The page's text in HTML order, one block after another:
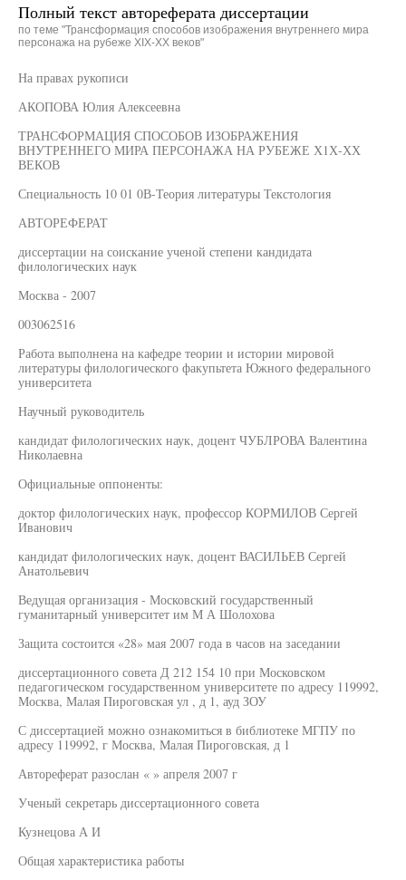
Полный текст автореферата диссертации
по теме "Трансформация способов изображения внутреннего мира
персонажа на рубеже XIX-XX веков"
На правах рукописи
АКОПОВА Юлия Алексеевна
ТРАНСФОРМАЦИЯ СПОСОБОВ ИЗОБРАЖЕНИЯ
ВНУТРЕННЕГО МИРА ПЕРСОНАЖА НА РУБЕЖЕ Х1Х-ХХ
ВЕКОВ
Специальность 10 01 0В-Теория литературы Текстология
АВТОРЕФЕРАТ
диссертации на соискание ученой степени кандидата
филологических наук
Москва - 2007
003062516
Работа выполнена на кафедре теории и истории мировой
литературы филологического факупьтета Южного федерального
университета
Научный руководитель
кандидат филологических наук, доцент ЧУБЛРОВА Валентина
Николаевна
Официальные оппоненты:
доктор филологических наук, профессор КОРМИЛОВ Сергей
Иванович
кандидат филологических наук, доцент ВАСИЛЬЕВ Сергей
Анатольевич
Ведущая организация - Московский государственный
гуманитарный университет им М А Шолохова
Защита состоится «28» мая 2007 года в часов на заседании
диссертационного совета Д 212 154 10 при Московском
педагогическом государственном университете по адресу 119992,
Москва, Малая Пироговская ул , д 1, ауд ЗОУ
С диссертацией можно ознакомиться в библиотеке МГПУ по
адресу 119992, г Москва, Малая Пироговская, д 1
Автореферат разослан « » апреля 2007 г
Ученый секретарь диссертационного совета
Кузнецова А И
Общая характеристика работы